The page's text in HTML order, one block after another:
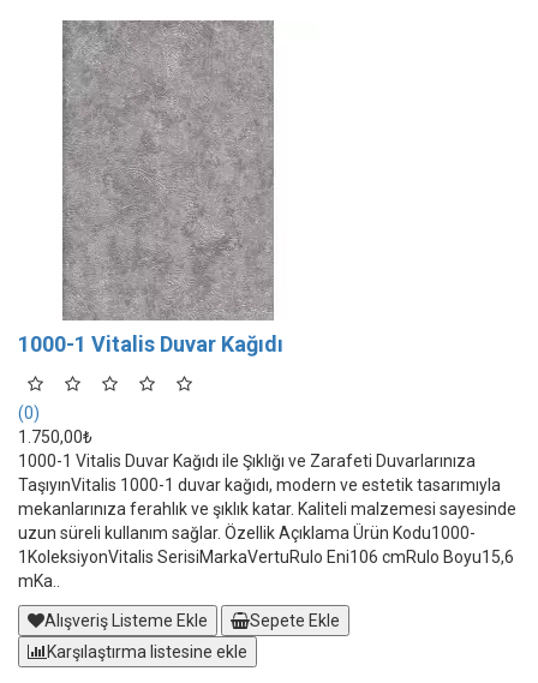
1000-1 Vitalis Duvar Kağıdı
(0)
1.750,00₺
1000-1 Vitalis Duvar Kağıdı ile Şıklığı ve Zarafeti Duvarlarınıza
TaşıyınVitalis 1000-1 duvar kağıdı, modern ve estetik tasarımıyla
mekanlarınıza ferahlık ve şıklık katar. Kaliteli malzemesi sayesinde
uzun süreli kullanım sağlar. Özellik Açıklama Ürün Kodu1000-
1KoleksiyonVitalis SerisiMarkaVertuRulo Eni106 cmRulo Boyu15,6
mKa..
Alışveriş Listeme Ekle
Sepete Ekle
Karşılaştırma listesine ekle